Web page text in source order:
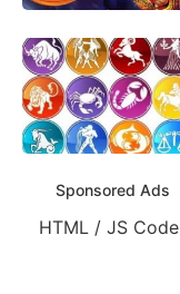
Sponsored Ads
HTML / JS Code